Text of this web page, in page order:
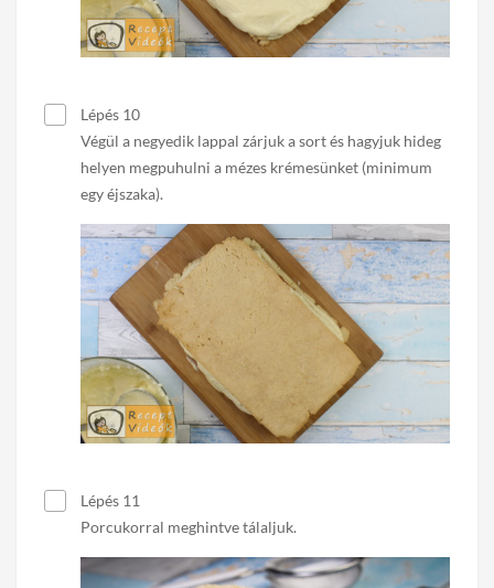
Lépés 10
Végül a negyedik lappal zárjuk a sort és hagyjuk hideg
helyen megpuhulni a mézes krémesünket (minimum
egy éjszaka).
Lépés 11
Porcukorral meghintve tálaljuk.